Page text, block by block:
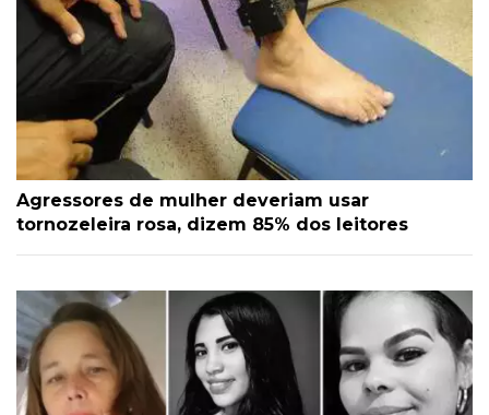
Agressores de mulher deveriam usar
tornozeleira rosa, dizem 85% dos leitores